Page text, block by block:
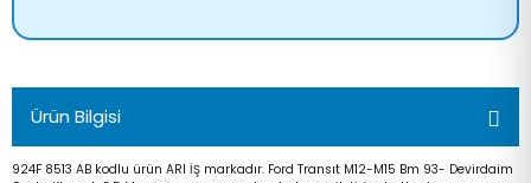
Ürün Bilgisi
924F 8513 AB kodlu ürün ARI İŞ markadır. Ford Transıt M12-M15 Bm 93- Devirdaim